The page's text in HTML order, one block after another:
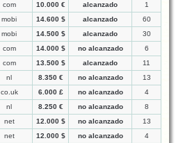
com 10.000 € alcanzado
1
mobi 14.600 $ alcanzado
60
mobi 14.500 $ alcanzado
30
com 14.000 $ no alcanzado
6
com 13.500 $ alcanzado
11
nl 8.350 € no alcanzado
13
co.uk 6.000 £ no alcanzado
4
nl 8.250 € no alcanzado
8
net 12.000 $ no alcanzado
13
net 12.000 $ no alcanzado
4